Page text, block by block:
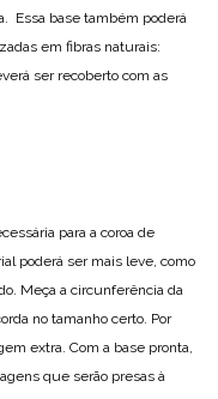
Essa base também poderá
em fibras naturais:
ser recoberto com as
para a coroa de
poderá ser mais leve, como
Meça a circunferência da
no tamanho certo. Por
extra. Com a base pronta,
que serão presas à